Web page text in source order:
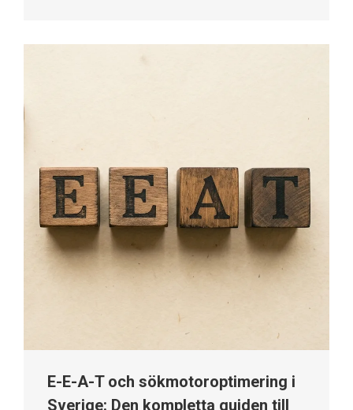
E-E-A-T och sökmotoroptimering i
Sverige: Den kompletta guiden till